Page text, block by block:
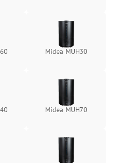
Midea MUH30
Midea MUH70